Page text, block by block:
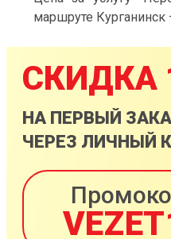
маршруте Курганинск
СКИДКА
НА ПЕРВЫЙ
ЧЕРЕЗ ЛИЧНЫЙ